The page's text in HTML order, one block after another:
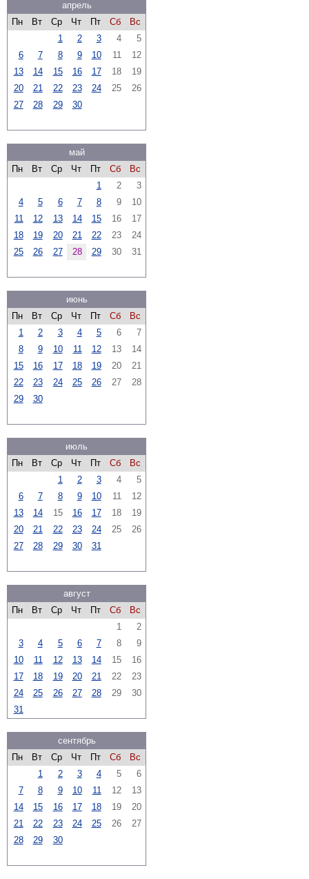
апрель
Пн
Вт Ср Чт Пт Сб
Вс
1
2 3 4
5
6
7 8 9 10 11
12
13
14 15 16 17 18
19
20
21 22 23 24 25
26
27
28 29 30
май
Пн
Вт Ср Чт Пт Сб
Вс
1
2
3
4
5 6 7 8 9
10
11
12 13 14 15 16
17
18
19 20 21 22 23
24
25
26 27 28 29 30 31
июнь
Пн
Вт Ср Чт Пт Сб
Вс
1
2 3 4 5 6
7
8
9 10 11 12 13
14
15
16 17 18 19 20
21
22
23 24 25 26 27
28
29
30
июль
Пн
Вт Ср Чт Пт Сб
Вс
1
2 3 4
5
6
7 8 9 10 11
12
13
14 15 16 17 18
19
20
21 22 23 24 25
26
27
28 29 30 31
август
Пн
Вт Ср Чт Пт Сб
Вс
1
2
3
4 5 6 7 8
9
10
11 12 13 14 15
16
17
18 19 20 21 22
23
24
25 26 27 28 29
30
31
сентябрь
Пн
Вт Ср Чт Пт Сб
Вс
1
2 3 4 5
6
7
8 9 10 11 12
13
14
15 16 17 18 19
20
21
22 23 24 25 26
27
28
29 30